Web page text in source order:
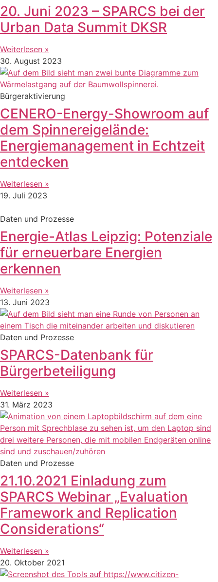
20. Juni 2023 – SPARCS bei der
Urban Data Summit DKSR
Weiterlesen »
30. August 2023
Bürgeraktivierung
CENERO-Energy-Showroom auf
dem Spinnereigelände:
Energiemanagement in Echtzeit
entdecken
Weiterlesen »
19. Juli 2023
Daten und Prozesse
Energie-Atlas Leipzig: Potenziale
für erneuerbare Energien
erkennen
Weiterlesen »
13. Juni 2023
Daten und Prozesse
SPARCS-Datenbank für
Bürgerbeteiligung
Weiterlesen »
31. März 2023
Daten und Prozesse
21.10.2021 Einladung zum
SPARCS Webinar „Evaluation
Framework and Replication
Considerations“
Weiterlesen »
20. Oktober 2021